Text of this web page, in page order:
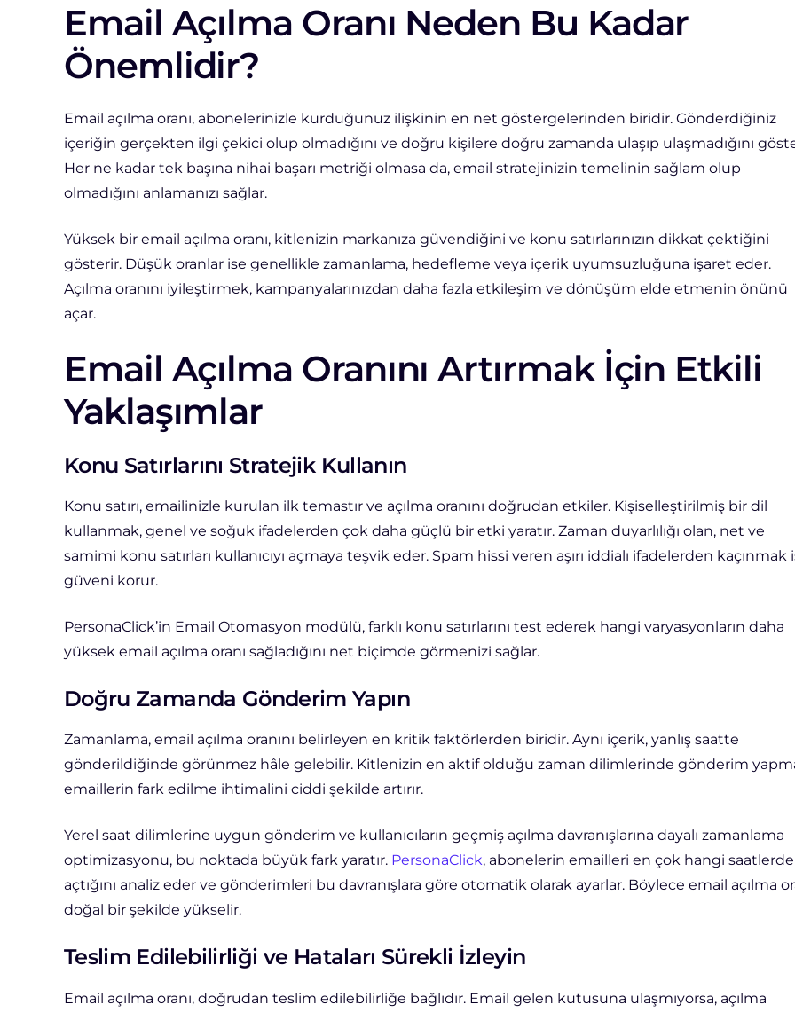
Email Açılma Oranı Neden Bu Kadar
Önemlidir?
Email açılma oranı, abonelerinizle kurduğunuz ilişkinin en net göstergelerinden biridir. Gönderdiğiniz
içeriğin gerçekten ilgi çekici olup olmadığını ve doğru kişilere doğru zamanda ulaşıp ulaşmadığını
Her ne kadar tek başına nihai başarı metriği olmasa da, email stratejinizin temelinin sağlam olup
olmadığını anlamanızı sağlar.
Yüksek bir email açılma oranı, kitlenizin markanıza güvendiğini ve konu satırlarınızın dikkat çektiğini
gösterir. Düşük oranlar ise genellikle zamanlama, hedefleme veya içerik uyumsuzluğuna işaret eder.
Açılma oranını iyileştirmek, kampanyalarınızdan daha fazla etkileşim ve dönüşüm elde etmenin önünü
açar.
Email Açılma Oranını Artırmak İçin Etkili
Yaklaşımlar
Konu Satırlarını Stratejik Kullanın
Konu satırı, emailinizle kurulan ilk temastır ve açılma oranını doğrudan etkiler. Kişiselleştirilmiş bir dil
kullanmak, genel ve soğuk ifadelerden çok daha güçlü bir etki yaratır. Zaman duyarlılığı olan, net ve
samimi konu satırları kullanıcıyı açmaya teşvik eder. Spam hissi veren aşırı iddialı ifadelerden kaçınmak
güveni korur.
PersonaClick’in Email Otomasyon modülü, farklı konu satırlarını test ederek hangi varyasyonların daha
yüksek email açılma oranı sağladığını net biçimde görmenizi sağlar.
Doğru Zamanda Gönderim Yapın
Zamanlama, email açılma oranını belirleyen en kritik faktörlerden biridir. Aynı içerik, yanlış saatte
gönderildiğinde görünmez hâle gelebilir. Kitlenizin en aktif olduğu zaman dilimlerinde gönderim
emaillerin fark edilme ihtimalini ciddi şekilde artırır.
Yerel saat dilimlerine uygun gönderim ve kullanıcıların geçmiş açılma davranışlarına dayalı zamanlama
optimizasyonu, bu noktada büyük fark yaratır. PersonaClick, abonelerin emailleri en çok hangi saatlerde
açtığını analiz eder ve gönderimleri bu davranışlara göre otomatik olarak ayarlar. Böylece email açılma
doğal bir şekilde yükselir.
Teslim Edilebilirliği ve Hataları Sürekli İzleyin
Email açılma oranı, doğrudan teslim edilebilirliğe bağlıdır. Email gelen kutusuna ulaşmıyorsa, açılma